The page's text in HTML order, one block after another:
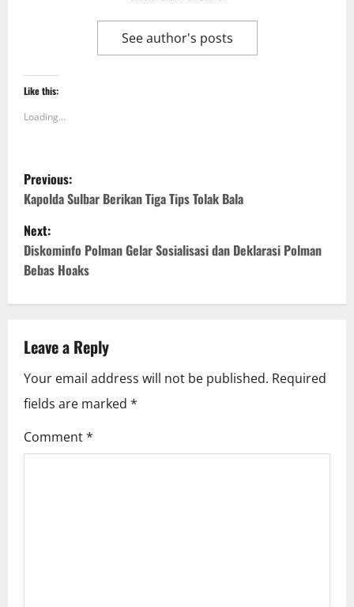
See author's posts
Like this:
Loading...
P
o
s
t
n
a
v
i
g
Previous:
Kapolda Sulbar Berikan Tiga Tips Tolak Bala
Next:
Diskominfo Polman Gelar Sosialisasi dan Deklarasi Polman
Bebas Hoaks
Leave a Reply
Your email address will not be published. Required
fields are marked *
Comment*